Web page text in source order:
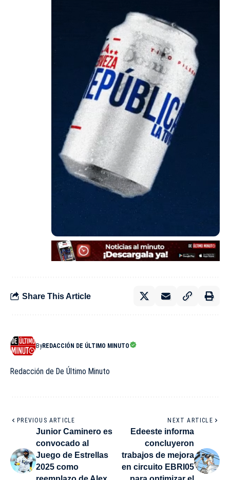
Share This Article
ByREDACCIÓN DE ÚLTIMO MINUTO
Redacción de De Último Minuto
PREVIOUS ARTICLE
Junior Caminero es
convocado al
Juego de Estrellas
2025 como
NEXT ARTICLE
Edeeste informa
concluyeron
trabajos de mejora
en circuito EBRI05